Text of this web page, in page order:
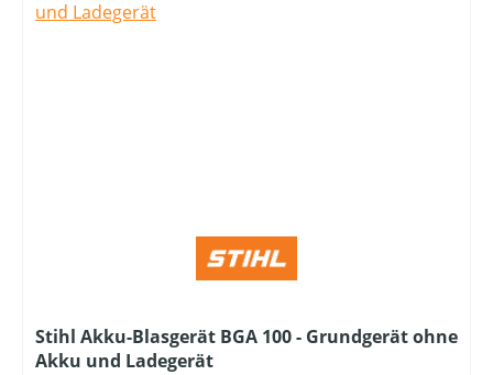
Stihl Akku-Blasgerät BGA 100 - Grundgerät ohne
Akku und Ladegerät